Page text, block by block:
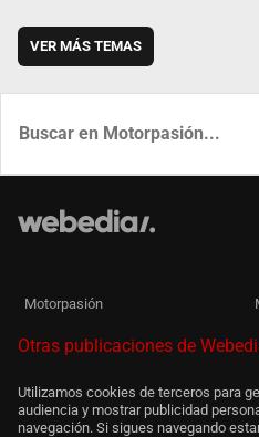
VER MÁS TEMAS
Motorpasión
Otras publicaciones de
Utilizamos cookies de terceros para
audiencia y mostrar publicidad
navegación. Si sigues navegando